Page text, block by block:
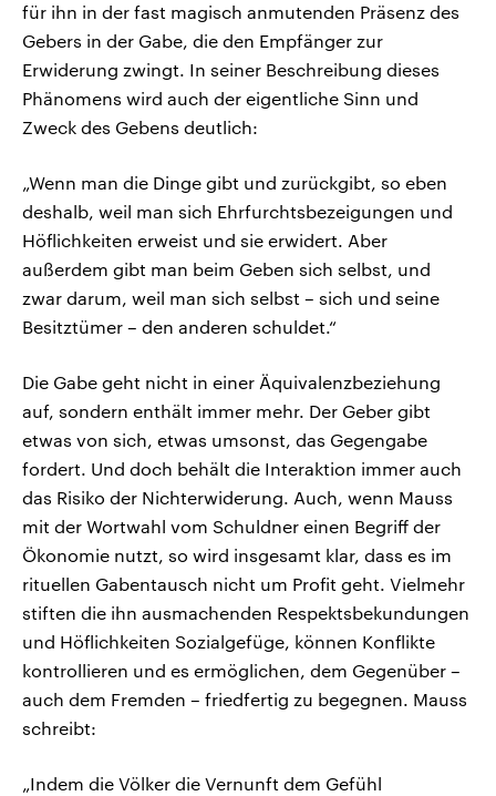
für ihn in der fast magisch anmutenden Präsenz des
Gebers in der Gabe, die den Empfänger zur
Erwiderung zwingt. In seiner Beschreibung dieses
Phänomens wird auch der eigentliche Sinn und
Zweck des Gebens deutlich:
„Wenn man die Dinge gibt und zurückgibt, so eben
deshalb, weil man sich Ehrfurchtsbezeigungen und
Höflichkeiten erweist und sie erwidert. Aber
außerdem gibt man beim Geben sich selbst, und
zwar darum, weil man sich selbst – sich und seine
Besitztümer – den anderen schuldet.“
Die Gabe geht nicht in einer Äquivalenzbeziehung
auf, sondern enthält immer mehr. Der Geber gibt
etwas von sich, etwas umsonst, das Gegengabe
fordert. Und doch behält die Interaktion immer auch
das Risiko der Nichterwiderung. Auch, wenn Mauss
mit der Wortwahl vom Schuldner einen Begriff der
Ökonomie nutzt, so wird insgesamt klar, dass es im
rituellen Gabentausch nicht um Profit geht. Vielmehr
stiften die ihn ausmachenden Respektsbekundungen
und Höflichkeiten Sozialgefüge, können Konflikte
kontrollieren und es ermöglichen, dem Gegenüber –
auch dem Fremden – friedfertig zu begegnen. Mauss
schreibt:
„Indem die Völker die Vernunft dem Gefühl